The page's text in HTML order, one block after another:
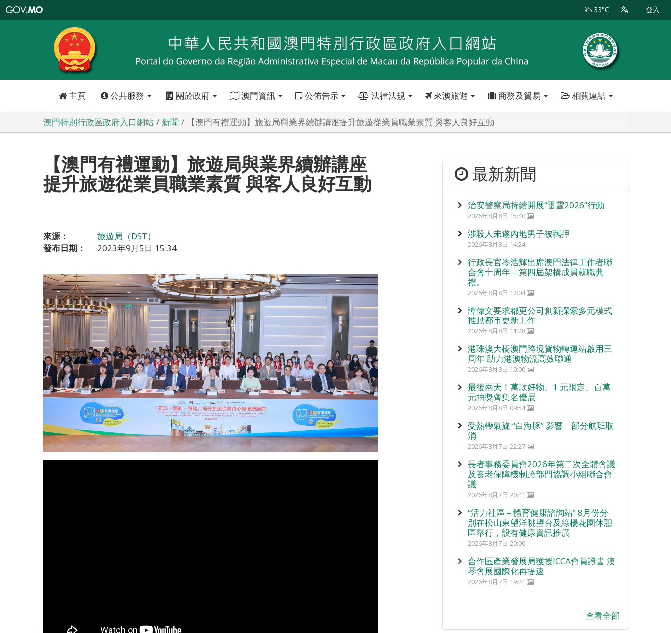
特
政
區
政
口
33°C 登入
主頁 公共服務 關於政府 澳門資訊 公佈告示 法律法規 來澳旅遊 商務及貿易 相關連結
澳門特別行政區政府入口網站 新聞 【澳門有禮運動】旅遊局與業界續辦講座提升旅遊從業員職業素質 與客人良好互動
【澳門有禮運動】旅遊局與業界續辦講座
提升旅遊從業員職業素質 與客人良好互動
來源：
旅遊局（DST）
發布日期：
2023年9月5日 15:34
最新新聞
治安警察局持續開展“雷霆2026”行動
2026年8月8日 15:40
涉殺人未遂內地男子被羈押
2026年8月8日 14:24
行政長官岑浩輝出席澳門法律工作者聯
合會十周年 – 第四屆架構成員就職典
禮。
2026年8月8日 12:04
譚偉文要求都更公司創新探索多元模式
推動都市更新工作
2026年8月8日 11:28
港珠澳大橋澳門跨境貨物轉運站啟用三
周年 助力港澳物流高效聯通
2026年8月8日 10:00
最後兩天！萬款好物、1 元限定、百萬
元抽獎齊集名優展
2026年8月8日 09:54
受熱帶氣旋 “白海豚” 影響 部分航班取
消
2026年8月7日 22:27
長者事務委員會2026年第二次全體會議
及養老保障機制跨部門協調小組聯合會
議
2026年8月7日 20:41
“活力社區 – 體育健康諮詢站” 8月份分
別在松山東望洋眺望台及綠楊花園休憩
區舉行，設有健康資訊推廣
2026年8月7日 20:00
合作區產業發展局獲授ICCA會員證書 澳
琴會展國際化再提速
2026年8月7日 19:21
查看全部